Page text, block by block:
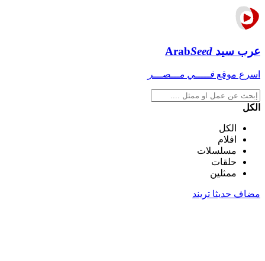
عرب سيد ArabSeed
اسرع موقع فـــــي مـــصـــر
الكل
الكل
افلام
مسلسلات
حلقات
ممثلين
مضاف حديثا تريند